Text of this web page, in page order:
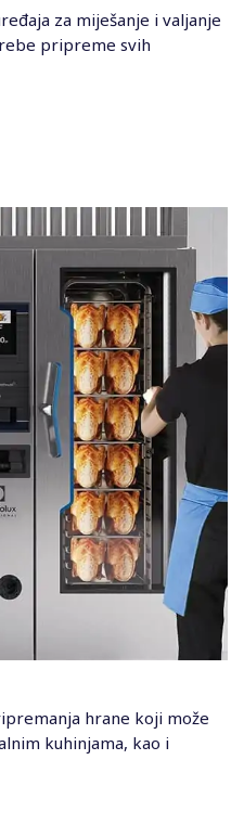
za miješanje i valjanje
pripreme svih
hrane koji može
kuhinjama, kao i